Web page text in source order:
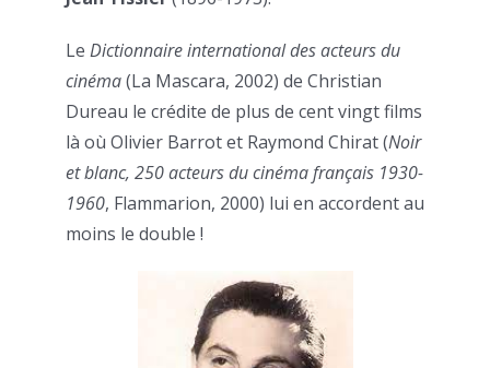
Le Dictionnaire international des acteurs du
cinéma(La Mascara, 2002) de Christian
Dureau le crédite de plus de cent vingt films
là où Olivier Barrot et Raymond Chirat (Noir
et blanc, 250 acteurs du cinéma français 1930-
1960, Flammarion, 2000) lui en accordent au
moins le double !